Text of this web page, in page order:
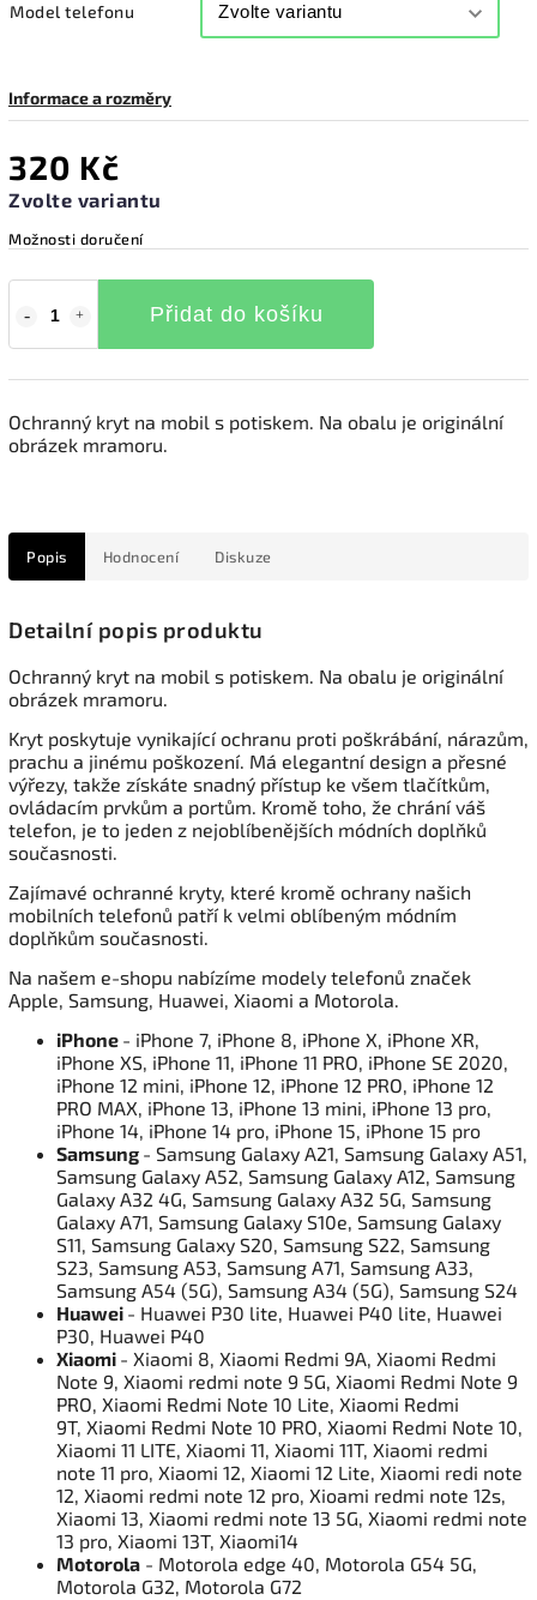
Model telefonu
Informace a rozměry
320 Kč
Zvolte variantu
Možnosti doručení
Přidat do košíku
Ochranný kryt na mobil s potiskem. Na obalu je originální
obrázek mramoru.
Popis Hodnocení Diskuze
Detailní popis produktu
Ochranný kryt na mobil s potiskem. Na obalu je originální
obrázek mramoru.
Kryt poskytuje vynikající ochranu proti poškrábání, nárazům,
prachu a jinému poškození. Má elegantní design a přesné
výřezy, takže získáte snadný přístup ke všem tlačítkům,
ovládacím prvkům a portům. Kromě toho, že chrání váš
telefon, je to jeden z nejoblíbenějších módních doplňků
současnosti.
Zajímavé ochranné kryty, které kromě ochrany našich
mobilních telefonů patří k velmi oblíbeným módním
doplňkům současnosti.
Na našem e-shopu nabízíme modely telefonů značek
Apple, Samsung, Huawei, Xiaomi a Motorola.
iPhone - iPhone 7, iPhone 8, iPhone X, iPhone XR,
iPhone XS, iPhone 11, iPhone 11 PRO, iPhone SE 2020,
iPhone 12 mini, iPhone 12, iPhone 12 PRO, iPhone 12
PRO MAX, iPhone 13, iPhone 13 mini, iPhone 13 pro,
iPhone 14, iPhone 14 pro, iPhone 15, iPhone 15 pro
Samsung - Samsung Galaxy A21, Samsung Galaxy A51,
Samsung Galaxy A52, Samsung Galaxy A12, Samsung
Galaxy A32 4G, Samsung Galaxy A32 5G, Samsung
Galaxy A71, Samsung Galaxy S10e, Samsung Galaxy
S11, Samsung Galaxy S20, Samsung S22, Samsung
S23, Samsung A53, Samsung A71, Samsung A33,
Samsung A54 (5G), Samsung A34 (5G), Samsung S24
Huawei - Huawei P30 lite, Huawei P40 lite, Huawei
P30, Huawei P40
Xiaomi - Xiaomi 8, Xiaomi Redmi 9A, Xiaomi Redmi
Note 9, Xiaomi redmi note 9 5G, Xiaomi Redmi Note 9
PRO, Xiaomi Redmi Note 10 Lite, Xiaomi Redmi
9T, Xiaomi Redmi Note 10 PRO, Xiaomi Redmi Note 10,
Xiaomi 11 LITE, Xiaomi 11, Xiaomi 11T, Xiaomi redmi
note 11 pro, Xiaomi 12, Xiaomi 12 Lite, Xiaomi redi note
12, Xiaomi redmi note 12 pro, Xioami redmi note 12s,
Xiaomi 13, Xiaomi redmi note 13 5G, Xiaomi redmi note
13 pro, Xiaomi 13T, Xiaomi14
Motorola - Motorola edge 40, Motorola G54 5G,
Motorola G32, Motorola G72